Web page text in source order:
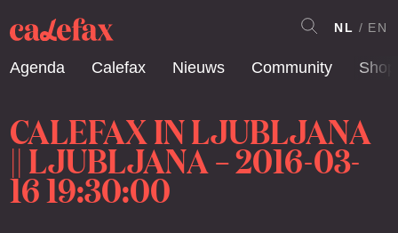
Agenda Calefax Nieuws Community Shop
NL EN
CALEFAX IN LJUBLJANA
|| LJUBLJANA – 2016-03-
16 19:30:00